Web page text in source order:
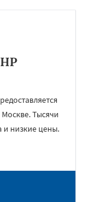
Тысячи
и низкие цены.